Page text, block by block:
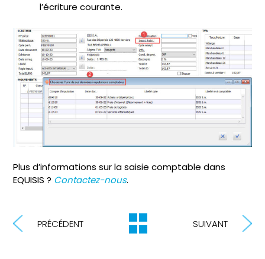
l’écriture courante.
Plus d’informations sur la saisie comptable dans
EQUISIS ? Contactez-nous.
PRÉCÉDENT SUIVANT